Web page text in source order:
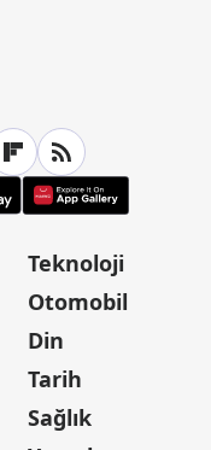
Teknoloji
Otomobil
Din
Tarih
Sağlık